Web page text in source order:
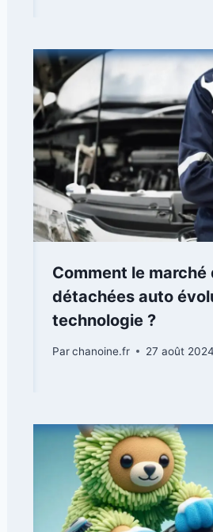
Comment le marché
détachées auto
technologie ?
Parchanoine.fr 27 août 2024